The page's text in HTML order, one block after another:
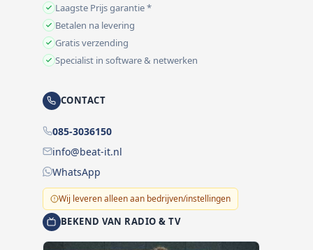
Laagste Prijs garantie *
Betalen na levering
Gratis verzending
Specialist in software & netwerken
CONTACT
085-3036150
info@beat-it.nl
WhatsApp
Wij leveren alleen aan bedrijven/instellingen
BEKEND VAN RADIO & TV